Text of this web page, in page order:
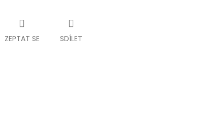
ZEPTAT SE SDÍLET